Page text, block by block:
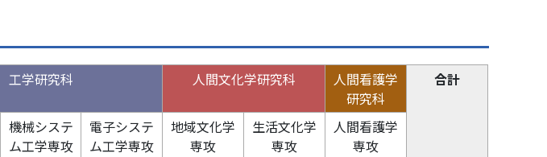
工学研究科 人間文化学研究科
人間看護学
研究科
合計
機械システ
ム工学専攻
電子システ
ム工学専攻
地域文化学
専攻
生活文化学
専攻
人間看護学
専攻